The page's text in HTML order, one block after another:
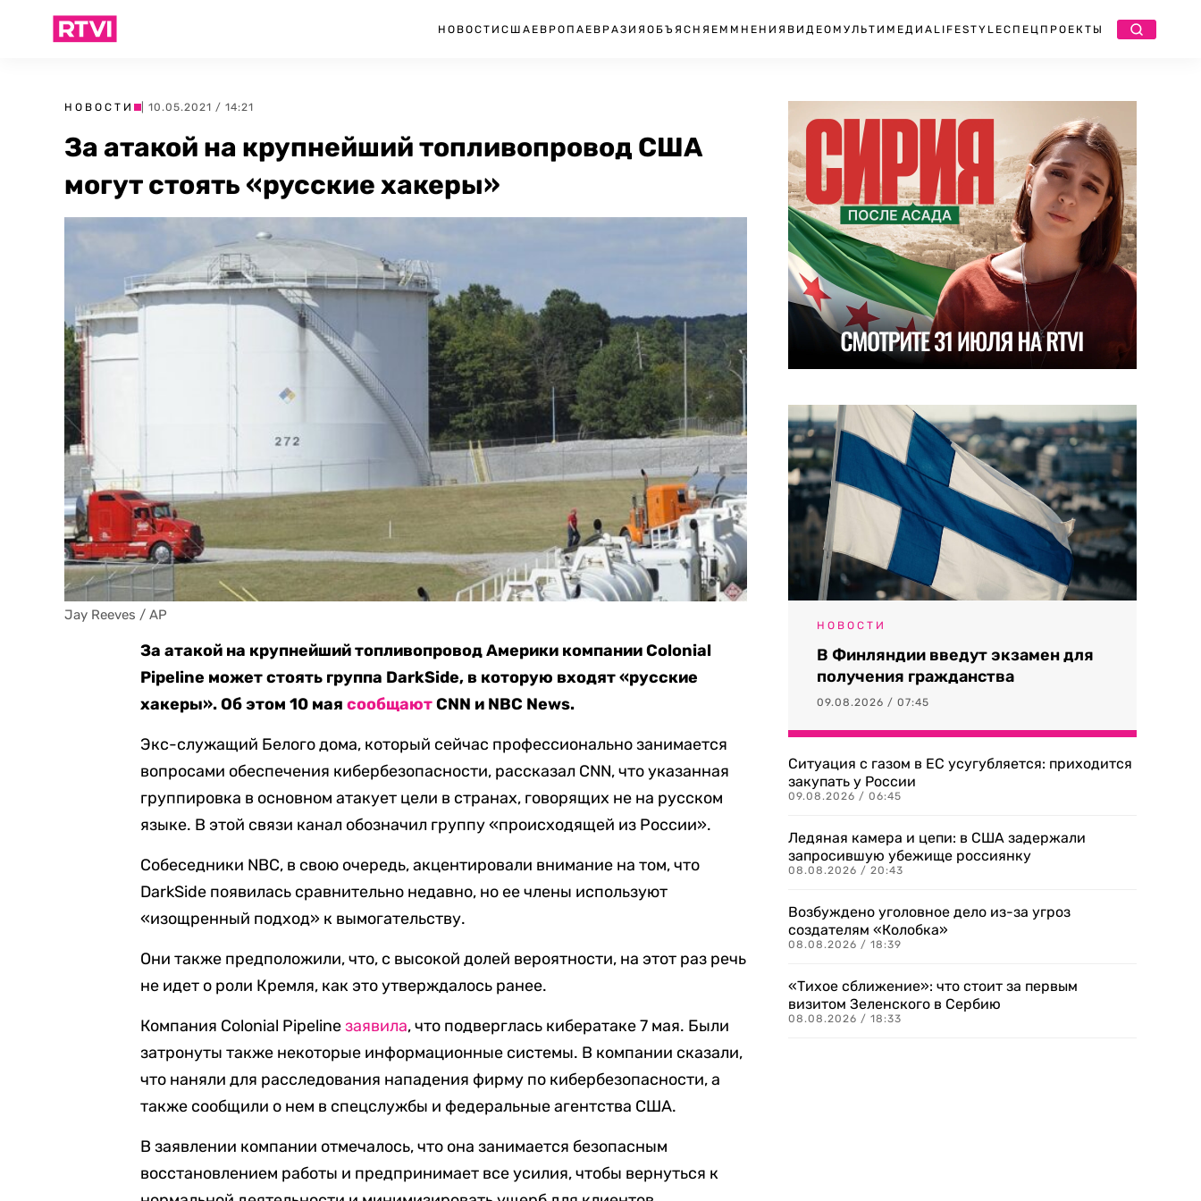
НОВОСТИ США ЕВРОПА ЕВРАЗИЯ ОБЪЯСНЯЕМ МНЕНИЯ ВИДЕО МУЛЬТИМЕДИА LIFESTYLEСПЕЦПРОЕКТЫ
НОВОСТИ | 10.05.2021 / 14:21
За атакой на крупнейший топливопровод США
могут стоять «русские хакеры»
Jay Reeves / AP
За атакой на крупнейший топливопровод Америки компании Colonial
Pipeline может стоять группа DarkSide, в которую входят «русские
хакеры». Об этом 10 маясообщаютCNN и NBC News.
Экс-служащий Белого дома, который сейчас профессионально занимается
вопросами обеспечения кибербезопасности, рассказал CNN, что указанная
группировка в основном атакует цели в странах, говорящих не на русском
языке. В этой связи канал обозначил группу «происходящей из России».
Собеседники NBC, в свою очередь, акцентировали внимание на том, что
DarkSide появилась сравнительно недавно, но ее члены используют
«изощренный подход» к вымогательству.
Они также предположили, что, с высокой долей вероятности, на этот раз речь
не идет о роли Кремля, как это утверждалось ранее.
Компания Colonial Pipelineзаявила, что подверглась кибератаке 7 мая. Были
затронуты также некоторые информационные системы. В компании сказали,
что наняли для расследования нападения фирму по кибербезопасности, а
также сообщили о нем в спецслужбы и федеральные агентства США.
В заявлении компании отмечалось, что она занимается безопасным
восстановлением работы и предпринимает все усилия, чтобы вернуться к
НОВОСТИ
В Финляндии введут экзамен для
получения гражданства
09.08.2026 / 07:45
Ситуация с газом в ЕС усугубляется: приходится
закупать у России
09.08.2026 / 06:45
Ледяная камера и цепи: в США задержали
запросившую убежище россиянку
08.08.2026 / 20:43
Возбуждено уголовное дело из-за угроз
создателям «Колобка»
08.08.2026 / 18:39
«Тихое сближение»: что стоит за первым
визитом Зеленского в Сербию
08.08.2026 / 18:33